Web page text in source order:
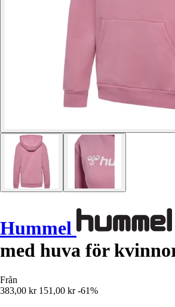
Hummel
med huva för
Från
383,00 kr 151,00 kr -61%